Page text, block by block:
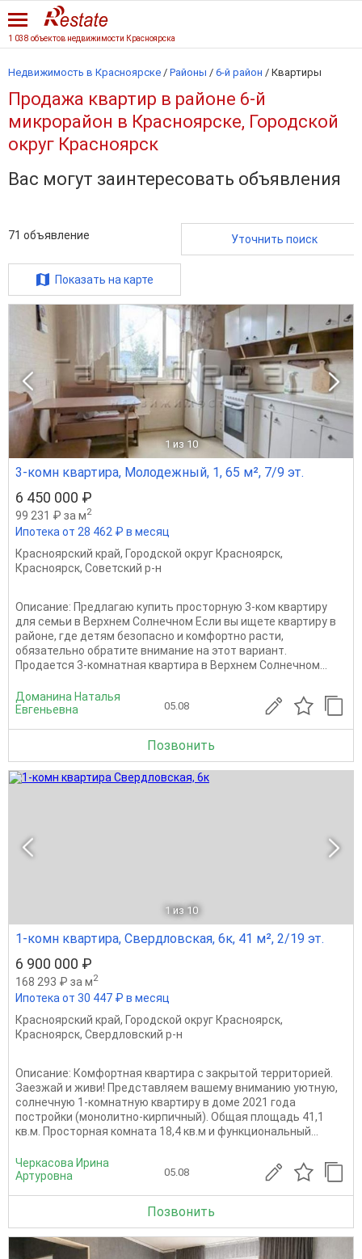
1 038 объектов недвижимости Красноярска
Недвижимость в Красноярске / Районы / 6-й район / Квартиры
Продажа квартир в районе 6-й
микрорайон в Красноярске, Городской
округ Красноярск
Вас могут заинтересовать объявления
71 объявление Уточнить поиск
Показать на карте
1 из 10
3-комн квартира, Молодежный, 1, 65 м², 7/9 эт.
6 450 000 ₽
99 231 ₽ за м2
Ипотека от 28 462 ₽ в месяц
Красноярский край, Городской округ Красноярск,
Красноярск, Советский р-н
Описание: Предлагаю купить просторную 3-ком квартиру
для семьи в Верхнем Солнечном Если вы ищете квартиру в
районе, где детям безопасно и комфортно расти,
обязательно обратите внимание на этот вариант.
Продается 3-комнатная квартира в Верхнем Солнечном...
Доманина Наталья
Евгеньевна
05.08
Позвонить
1 из 10
1-комн квартира, Свердловская, 6к, 41 м², 2/19 эт.
6 900 000 ₽
168 293 ₽ за м2
Ипотека от 30 447 ₽ в месяц
Красноярский край, Городской округ Красноярск,
Красноярск, Свердловский р-н
Описание: Комфортная квартира с закрытой территорией.
Заезжай и живи! Представляем вашему вниманию уютную,
солнечную 1-комнатную квартиру в доме 2021 года
постройки (монолитно-кирпичный). Общая площадь 41,1
кв.м. Просторная комната 18,4 кв.м и функциональный...
Черкасова Ирина
Артуровна
05.08
Позвонить